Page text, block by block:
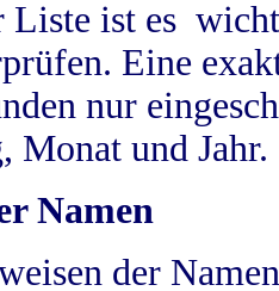
Liste ist es
Eine
nur
Monat und Jahr.
Namen
der